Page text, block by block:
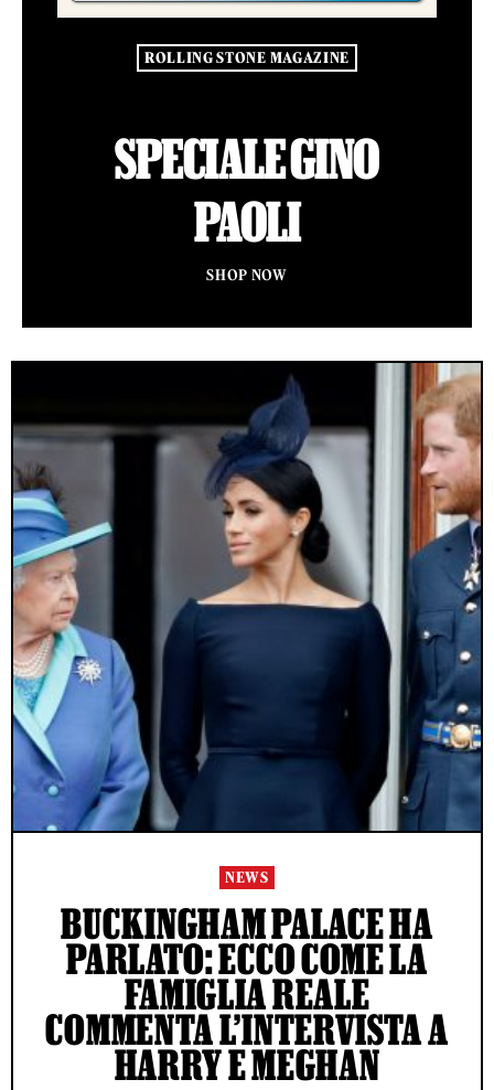
ROLLING STONE MAGAZINE
SPECIALE GINO
PAOLI
SHOP NOW
NEWS
BUCKINGHAM PALACE HA
PARLATO: ECCO COME LA
FAMIGLIA REALE
COMMENTA L’INTERVISTA A
HARRY E MEGHAN